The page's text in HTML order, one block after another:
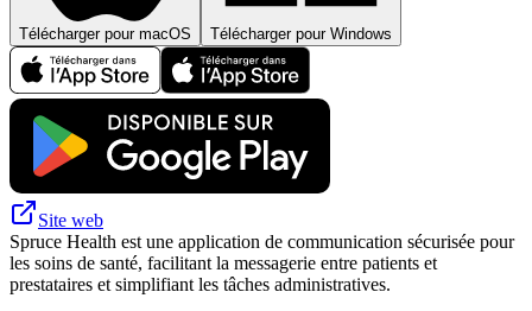
Télécharger pour macOS Télécharger pour Windows
Site web
Spruce Health est une application de communication sécurisée pour
les soins de santé, facilitant la messagerie entre patients et
prestataires et simplifiant les tâches administratives.